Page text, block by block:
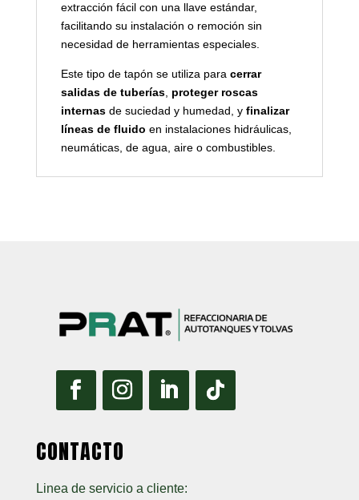
extracción fácil con una llave estándar,
facilitando su instalación o remoción sin
necesidad de herramientas especiales.
Este tipo de tapón se utiliza para cerrar
salidas de tuberías, proteger roscas
internasde suciedad y humedad, y finalizar
líneas de fluido en instalaciones hidráulicas,
neumáticas, de agua, aire o combustibles.
CONTACTO
Linea de servicio a cliente: